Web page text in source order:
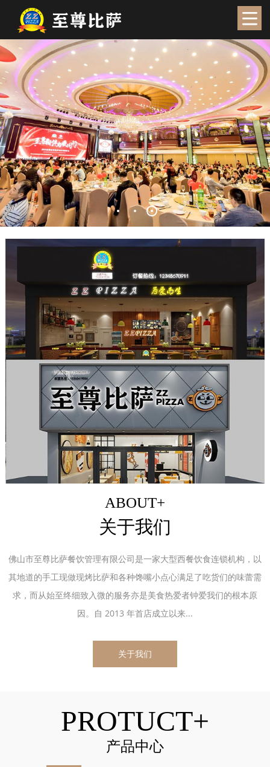
ABOUT+
关于我们
佛山市至尊比萨餐饮管理有限公司是一家大型西餐饮食连锁机构，以
其地道的手工现做现烤比萨和各种馋嘴小点心满足了吃货们的味蕾需
求，而从始至终细致入微的服务亦是美食热爱者钟爱我们的根本原
因。自 2013 年首店成立以来...
关于我们
PROTUCT+
产品中心